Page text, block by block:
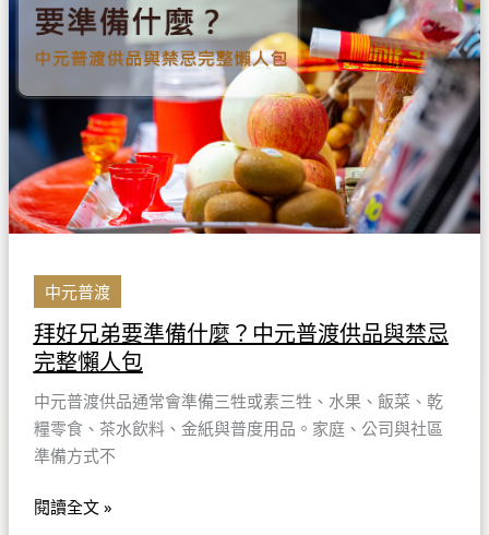
中元普渡
拜好兄弟要準備什麼？中元普渡供品與禁忌
完整懶人包
中元普渡供品通常會準備三牲或素三牲、水果、飯菜、乾
糧零食、茶水飲料、金紙與普度用品。家庭、公司與社區
準備方式不
弟
要
準
備
麼？
中
元
普
供
品
與
禁
忌
完
整
人
閱讀全文 »